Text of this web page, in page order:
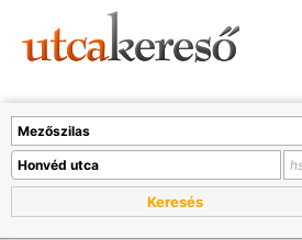
Keresés
A térképet kicsinyíteni kell, hogy
Boltok látszódjanak >>